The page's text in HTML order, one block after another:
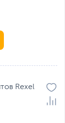
Rexel